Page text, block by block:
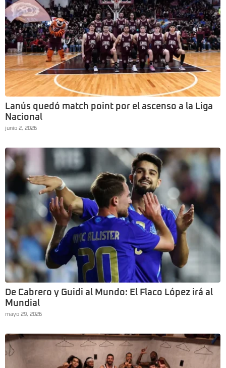
Lanús quedó match point por el ascenso a la Liga
Nacional
junio 2, 2026
De Cabrero y Guidi al Mundo: El Flaco López irá al
Mundial
mayo 29, 2026